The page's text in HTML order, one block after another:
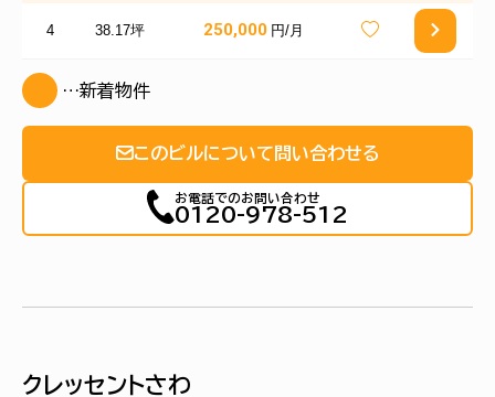
4 38.17坪 250,000 円/月
…新着物件
このビルについて問い合わせる
お電話でのお問い合わせ
0120-978-512
クレッセントさわ